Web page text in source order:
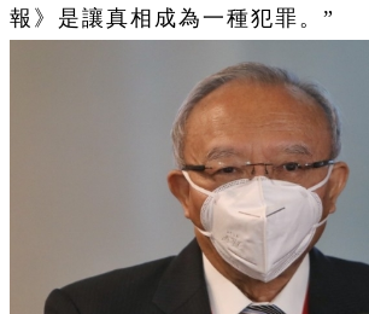
報》是讓真相成為一種犯罪。”